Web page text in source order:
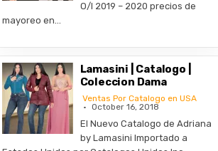
O/I 2019 – 2020 precios de
mayoreo en…
Lamasini | Catalogo |
Coleccion Dama
Ventas Por Catalogo en USA
October 16, 2018
El Nuevo Catalogo de Adriana
by Lamasini Importado a